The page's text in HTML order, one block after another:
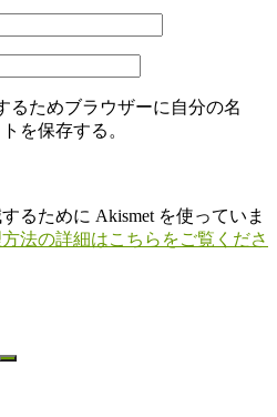
るためブラウザーに自分の名
を保存する。
るために Akismet を使っていま
法の詳細はこちらをご覧くださ